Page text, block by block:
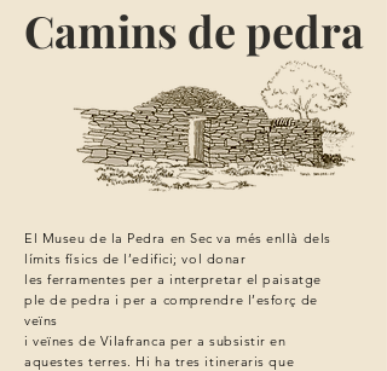
Camins de pedra
El Museu de la Pedra en Sec va més enllà dels
límits físics de l’edifici; vol donar
lesferramentes per a interpretar el paisatge
ple de pedra i per a comprendre l’esforç de
veïns
i veïnes de Vilafranca per a subsistir en
aquestes terres. Hi ha tres itineraris que